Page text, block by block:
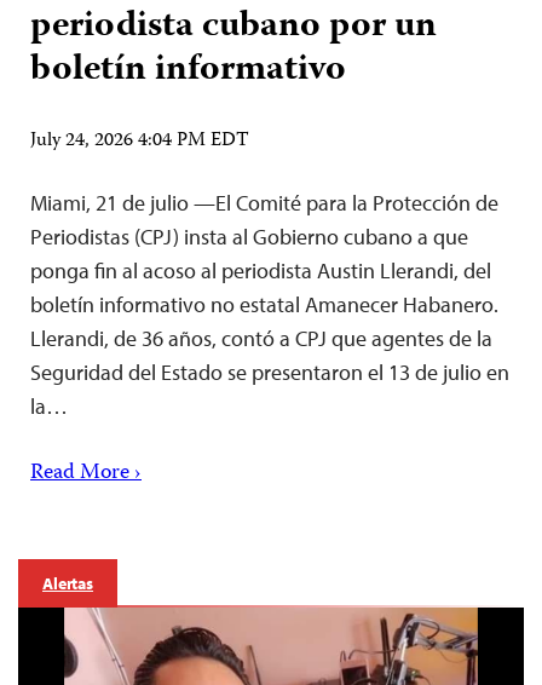
periodista cubano por un
boletín informativo
July 24, 2026 4:04 PM EDT
Miami, 21 de julio —El Comité para la Protección de
Periodistas (CPJ) insta al Gobierno cubano a que
ponga fin al acoso al periodista Austin Llerandi, del
boletín informativo no estatal Amanecer Habanero.
Llerandi, de 36 años, contó a CPJ que agentes de la
Seguridad del Estado se presentaron el 13 de julio en
la…
Read More ›
Alertas